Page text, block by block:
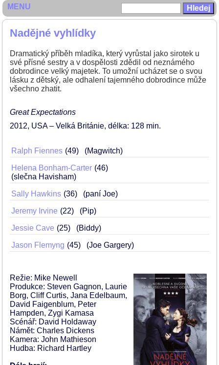
Nadějné vyhlídky
Dramatický příběh mladíka, který vyrůstal jako sirotek u
své přísné sestry a v dospělosti zdědil od neznámého
dobrodince velký majetek. To umožní ucházet se o svou
lásku z dětský, ale odhalení tajemného dobrodince může
všechno zhatit.
Great Expectations
2012 USA – Velká Británie délka: 128 min
Ralph Fiennes 49 (Magwitch)
Helena Bonham-Carter 46
(slečna Havisham)
Sally Hawkins 36 (paní Joe)
Jeremy Irvine 22 (Pip)
Jessie Cave 25 (Biddy)
Jason Flemyng 45 (Joe Gargery)
Režie: Mike Newell
Produkce: Steven Gagnon, Laurie
Borg, Cliff Curtis, Jana Edelbaum,
David Faigenblum, Peter
Hampden, Zygi Kamasa
Scénář: David Holdaway
Námět: Charles Dickens
Kamera: John Mathieson
Hudba: Richard Hartley
MENU